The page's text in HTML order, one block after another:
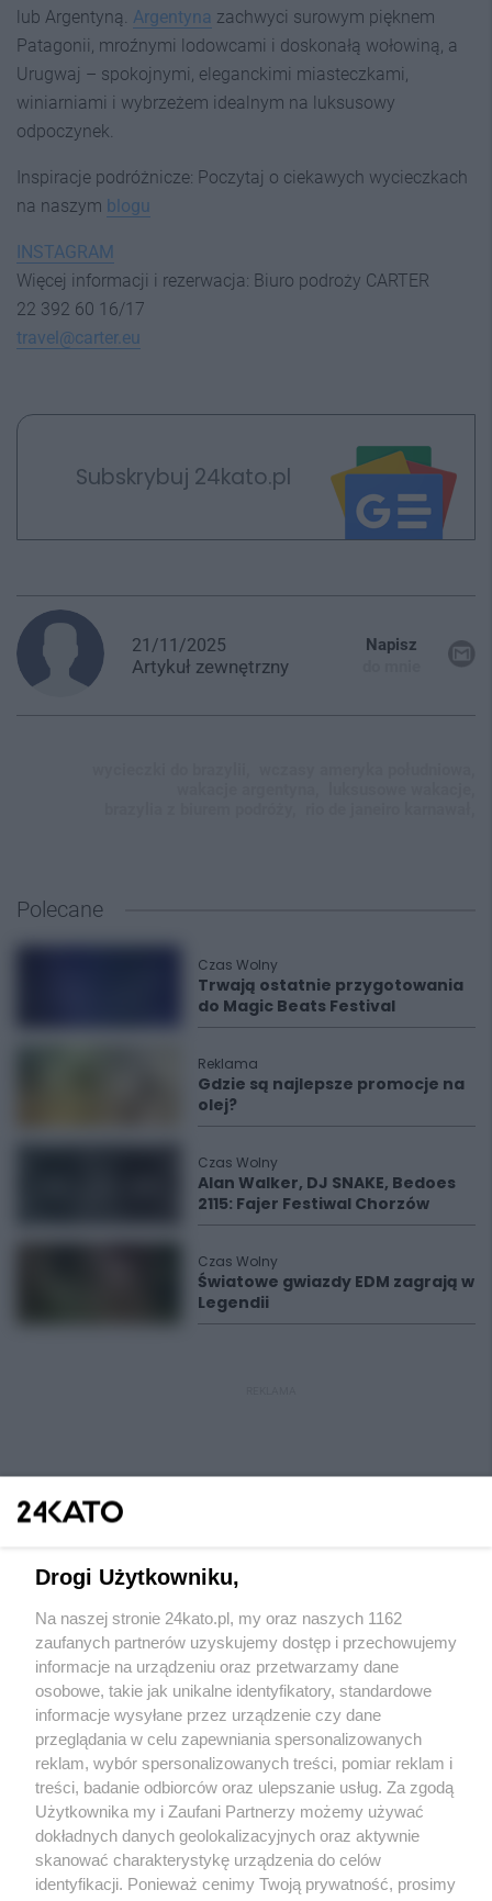
lub Argentyną. Argentyna zachwyci surowym pięknem
Patagonii, mroźnymi lodowcami i doskonałą wołowiną, a
Urugwaj – spokojnymi, eleganckimi miasteczkami,
winiarniami i wybrzeżem idealnym na luksusowy
odpoczynek.
Inspiracje podróżnicze: Poczytaj o ciekawych wycieczkach
na naszym blogu
INSTAGRAM
Więcej informacji i rezerwacja: Biuro podroży CARTER
22 392 60 16/17
travel@carter.eu
Subskrybuj 24kato.pl
21/11/2025
Artykuł zewnętrzny
Napisz
Polecane
Czas Wolny
Trwają ostatnie przygotowania
do Magic Beats Festival
Reklama
Gdzie są najlepsze promocje na
olej?
Czas Wolny
Alan Walker, DJ SNAKE, Bedoes
2115: Fajer Festiwal Chorzów
Czas Wolny
Światowe gwiazdy EDM zagrają w
Legendii
Wydawca mediów lokalnych
Nie zapomnij
zapoznać się z:
polityką prywatności regulamin korzystania z portali
Twojemiasto
Piekary Śląskie
Chorzów
Tarnowskie Góry
Skontakuj sięz nami
Kontakt
Wydawca
Redakcja
Drogi Użytkowniku,
Na naszej stronie 24kato.pl, my oraz naszych 1162
zaufanych partnerów uzyskujemy dostęp i przechowujemy
informacje na urządzeniu oraz przetwarzamy dane
osobowe, takie jak unikalne identyfikatory, standardowe
informacje wysyłane przez urządzenie czy dane
przeglądania w celu zapewniania spersonalizowanych
reklam, wybór spersonalizowanych treści, pomiar reklam i
treści, badanie odbiorców oraz ulepszanie usług. Za zgodą
Użytkownika my i Zaufani Partnerzy możemy używać
dokładnych danych geolokalizacyjnych oraz aktywnie
skanować charakterystykę urządzenia do celów
identyfikacji. Ponieważ cenimy Twoją prywatność, prosimy